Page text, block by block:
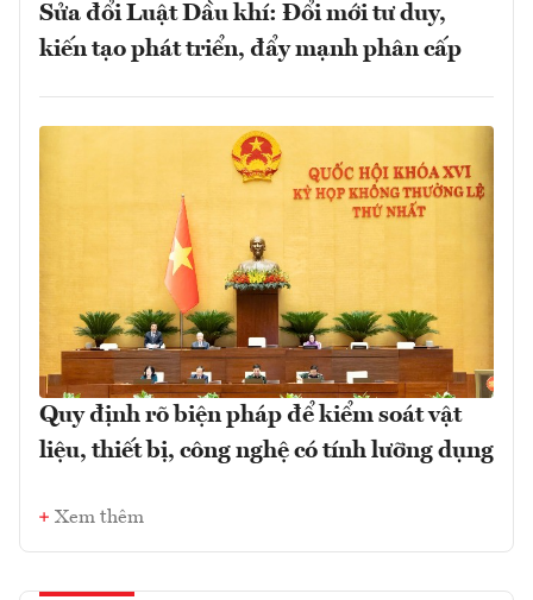
Sửa đổi Luật Dầu khí: Đổi mới tư duy,
kiến tạo phát triển, đẩy mạnh phân cấp
Quy định rõ biện pháp để kiểm soát vật
liệu, thiết bị, công nghệ có tính lưỡng dụng
Xem thêm